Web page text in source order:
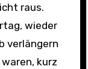
raus.
wieder
verlängern
waren, kurz